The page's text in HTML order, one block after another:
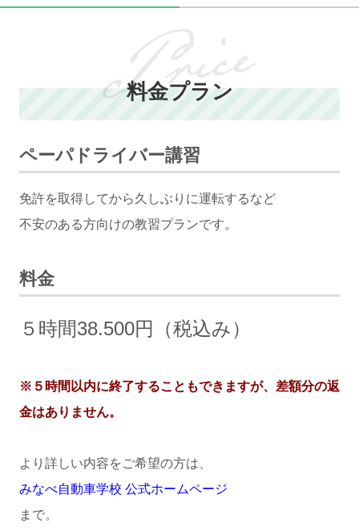
料金プラン
ペーパドライバー講習
免許を取得してから久しぶりに運転するなど
不安のある方向けの教習プランです。
料金
５時間38.500円（税込み）
※５時間以内に終了することもできますが、差額分の返
金はありません。
より詳しい内容をご希望の方は、
みなべ自動車学校 公式ホームページ
まで。